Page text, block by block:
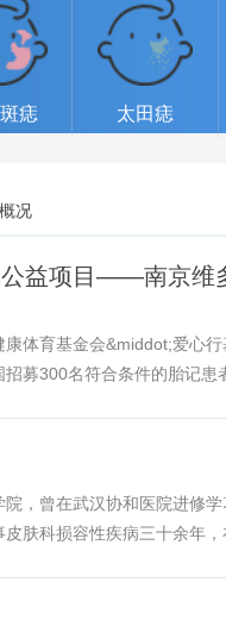
痣 太田痣
况
益项目——南京维
育基金会&middot;爱心行
募300名符合条件的胎记患
，曾在武汉协和医院进修
肤科损容性疾病三十余年